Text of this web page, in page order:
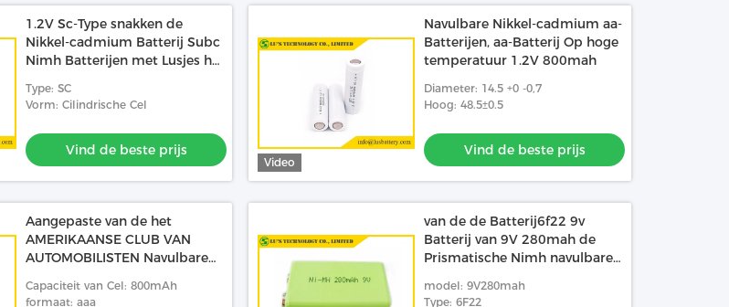
1.2V Sc-Type snakken de
Nikkel-cadmium Batterij Subc
Nimh Batterijen met Lusjes het
Type: SC
Vorm: Cilindrische Cel
Vind de beste prijs
Video
Navulbare Nikkel-cadmium aa-
Batterijen, aa-Batterij Op hoge
temperatuur 1.2V 800mah
Diameter: 14.5 +0 -0,7
Hoog: 48.5±0.5
Vind de beste prijs
Aangepaste van de het
AMERIKAANSE CLUB VAN
AUTOMOBILISTEN Navulbare
Batterijen Batterij 3,6 de
Capaciteit van Cel: 800mAh
formaat: aaa
van de de Batterij6f22 9v
Batterij van 9V 280mah de
Prismatische Nimh navulbare
model: 9V280mah
Type: 6F22